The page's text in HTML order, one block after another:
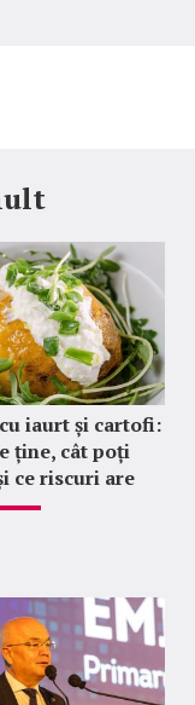
iaurt și cartofi:
ține, cât poți
ce riscuri are